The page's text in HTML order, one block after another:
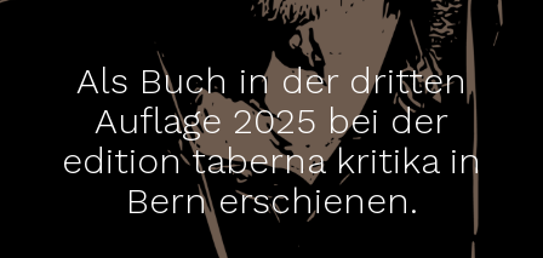
Als Buch in der dritten
Auflage 2025 bei der
edition taberna kritika in
Bern erschienen.